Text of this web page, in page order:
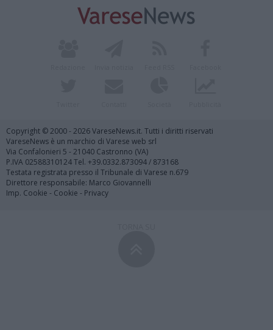
Copyright © 2000 - 2026 VareseNews.it. Tutti i diritti riservati
VareseNews è un marchio di Varese web srl
Via Confalonieri 5 - 21040 Castronno (VA)
P.IVA 02588310124 Tel. +39.0332.873094 / 873168
Testata registrata presso il Tribunale di Varese n.679
Direttore responsabile: Marco Giovannelli
Imp. Cookie - Cookie - Privacy